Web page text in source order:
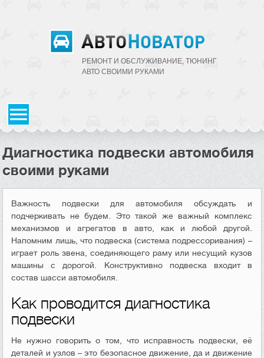
РЕМОНТ И ОБСЛУЖИВАНИЕ, ТЮНИНГ
АВТО CВОИМИ РУКАМИ
Диагностика подвески автомобиля
своими руками
Важность подвески для автомобиля обсуждать и
подчеркивать не будем. Это такой же важный комплекс
механизмов и агрегатов в авто, как и любой другой.
Напомним лишь, что подвеска (система подрессоривания) –
играет роль звена, соединяющего раму или несущий кузов
машины с дорогой. Конструктивно подвеска входит в
состав шасси автомобиля.
Как проводится диагностика
подвески
Не нужно говорить о том, что исправность подвески, её
деталей и узлов – это безопасное движение, да и движение